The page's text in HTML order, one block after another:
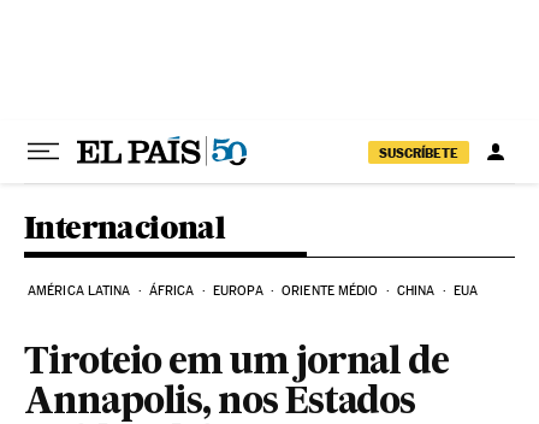
SUSCRÍBETE
Internacional
AMÉRICA LATINA ÁFRICA EUROPA ORIENTE MÉDIO CHINA EUA
Tiroteio em um jornal de
Annapolis, nos Estados